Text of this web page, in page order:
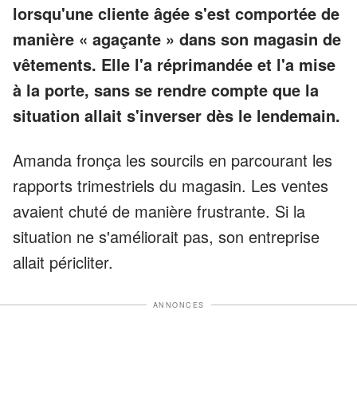
lorsqu'une cliente âgée s'est comportée de
manière « agaçante » dans son magasin de
vêtements. Elle l'a réprimandée et l'a mise
à la porte, sans se rendre compte que la
situation allait s'inverser dès le lendemain.
Amanda fronça les sourcils en parcourant les
rapports trimestriels du magasin. Les ventes
avaient chuté de manière frustrante. Si la
situation ne s'améliorait pas, son entreprise
allait péricliter.
ANNONCES